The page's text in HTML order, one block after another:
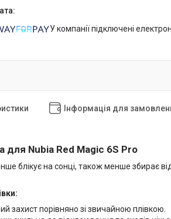
У компанії підключені
Інформація для
для Nubia Red Magic 6S Pro
блікує на сонці, також менше збирає
захист порівняно зі звичайною плівкою.